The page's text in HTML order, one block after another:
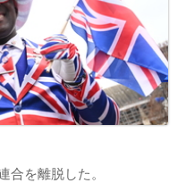
合を離脱した。